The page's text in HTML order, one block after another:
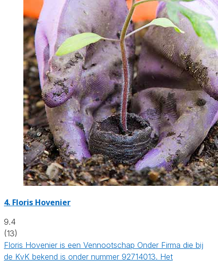
4. Floris Hovenier
9.4
(13)
Floris Hovenier is een Vennootschap Onder Firma die bij
de KvK bekend is onder nummer 92714013. Het